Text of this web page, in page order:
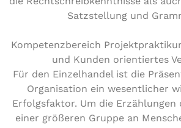
Satzstellung und
Kompetenzbereich
und Kunden orientiertes
Für den Einzelhandel ist die
Organisation ein wesentlicher
Erfolgsfaktor. Um die Erzählungen
einer größeren Gruppe an